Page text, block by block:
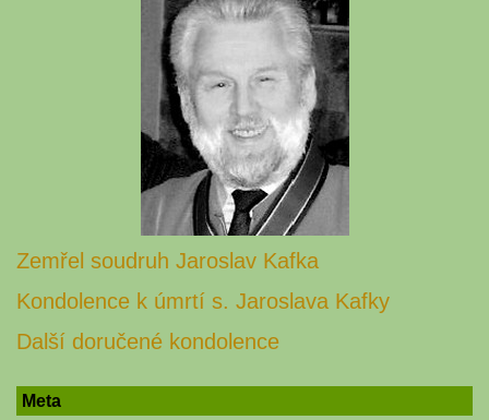
Zemřel soudruh Jaroslav Kafka
Kondolence k úmrtí s. Jaroslava Kafky
Další doručené kondolence
Meta